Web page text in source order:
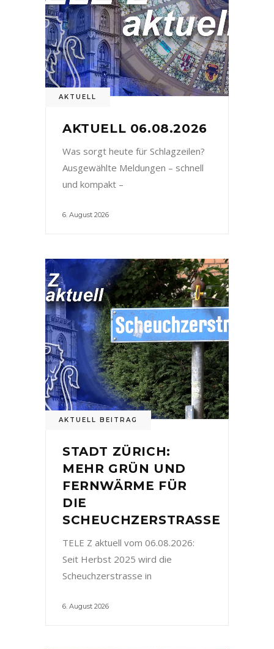
AKTUELL
AKTUELL 06.08.2026
Was sorgt heute für Schlagzeilen?
Ausgewählte Meldungen – schnell
und kompakt –
6. August 2026
AKTUELL BEITRAG
STADT ZÜRICH:
MEHR GRÜN UND
FERNWÄRME FÜR
DIE
SCHEUCHZERSTRASSE
TELE Z aktuell vom 06.08.2026:
Seit Herbst 2025 wird die
Scheuchzerstrasse in
6. August 2026